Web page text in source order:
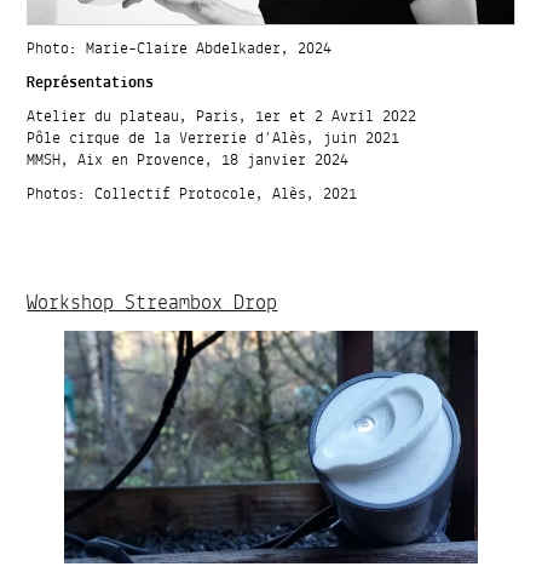
Photo: Marie-Claire Abdelkader, 2024
Représentations
Atelier du plateau, Paris, 1er et 2 Avril 2022
Pôle cirque de la Verrerie d’Alès, juin 2021
MMSH, Aix en Provence, 18 janvier 2024
Photos: Collectif Protocole, Alès, 2021
Workshop Streambox Drop